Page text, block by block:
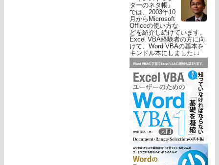
ターのネタ帳』
では、2003年10
月からMicrosoft
Officeの使い方な
どを紹介し続けています。
Excel VBA経験者の方に向
けて、Word VBAの基本を
キンドル本にしました↓↓